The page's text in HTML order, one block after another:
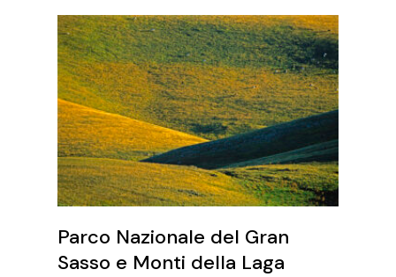
Parco Nazionale del Gran
Sasso e Monti della Laga